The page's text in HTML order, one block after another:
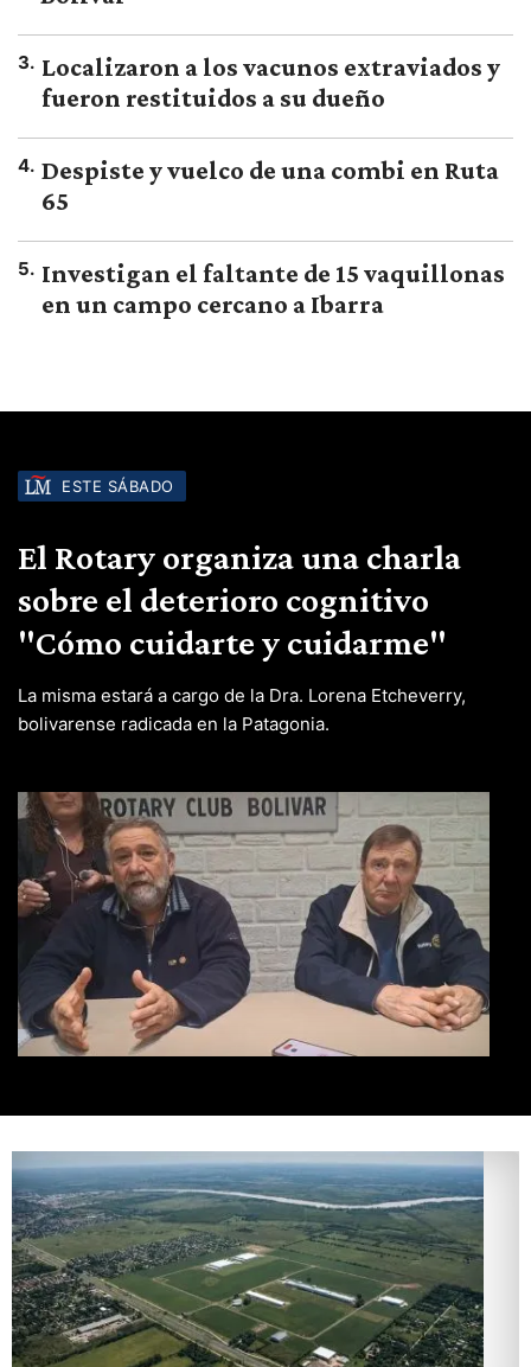
3. Localizaron a los vacunos extraviados y
fueron restituidos a su dueño
4. Despiste y vuelco de una combi en Ruta
65
5. Investigan el faltante de 15 vaquillonas
en un campo cercano a Ibarra
ESTE SÁBADO
El Rotary organiza una charla
sobre el deterioro cognitivo
"Cómo cuidarte y cuidarme"
La misma estará a cargo de la Dra. Lorena Etcheverry,
bolivarense radicada en la Patagonia.